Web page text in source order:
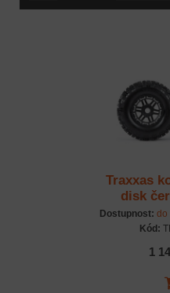
Traxxas
disk
Dostupnost: do
Kód:
1